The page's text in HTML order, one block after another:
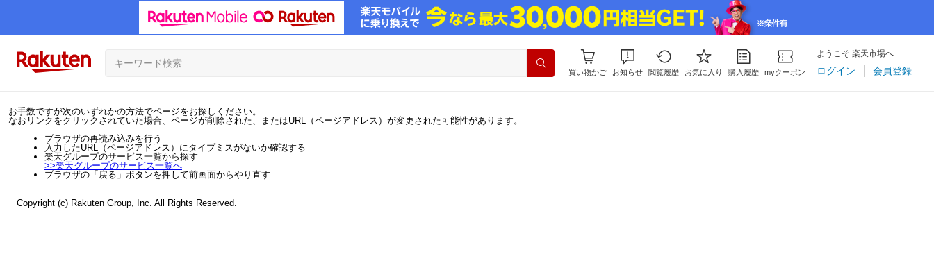
買い物かご お知らせ 閲覧履歴 お気に入り 購入履歴 myクーポン
ようこそ 楽天市場へ
ログイン 会員登録
お手数ですが次のいずれかの方法でページをお探しください。
なおリンクをクリックされていた場合、ページが削除された、またはURL（ページアドレス）が変更された可能性があります。
ブラウザの再読み込みを行う
入力したURL（ページアドレス）にタイプミスがないか確認する
楽天グループのサービス一覧から探す
>>楽天グループのサービス一覧へ
ブラウザの「戻る」ボタンを押して前画面からやり直す
Copyright (c) Rakuten Group, Inc. All Rights Reserved.